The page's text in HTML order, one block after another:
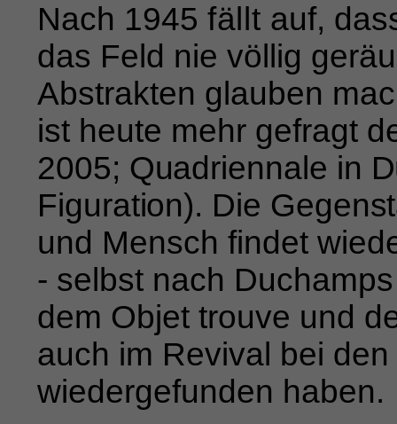
Nach 1945 fällt auf,
das Feld nie völlig
Abstrakten glauben
ist heute mehr gefragt
2005; Quadriennale in
Figuration). Die
und Mensch findet
- selbst nach
dem Objet trouve und
auch im Revival bei
wiedergefunden haben.